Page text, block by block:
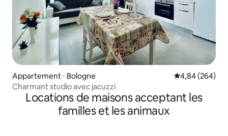
Appartement ⋅ Bologne Évaluation
4,84 (264)
Charmant studio avec jacuzzi
Locations de maisons acceptant les
familles et les animaux